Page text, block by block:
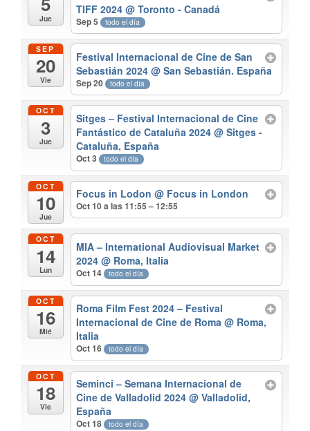
Jue
TIFF 2024@ Toronto - Canadá
Sep 5 todo el día
SEP
20
Vie
Festival Internacional de Cine de San
Sebastián 2024@ San Sebastián. España
Sep 20 todo el día
OCT
3
Jue
Sitges – Festival Internacional de Cine
Fantástico de Cataluña 2024@ Sitges -
Cataluña, España
Oct 3 todo el día
OCT
10
Jue
Focus in Lodon@ Focus in London
Oct 10 a las 11:55 – 12:55
OCT
14
Lun
MIA – International Audiovisual Market
2024@ Roma, Italia
Oct 14 todo el día
OCT
16
Mié
Roma Film Fest 2024 – Festival
Internacional de Cine de Roma@ Roma,
Italia
Oct 16 todo el día
OCT
18
Vie
Seminci – Semana Internacional de
Cine de Valladolid 2024@ Valladolid,
España
Oct 18 todo el día